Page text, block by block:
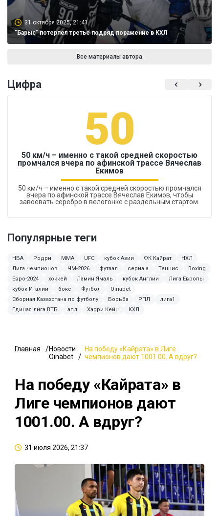
31 октября 2025, 21:41
"Барыс" потерпел третье подряд поражение в КХЛ
Все материалы автора
Цифра
50
50 км/ч – именно с такой средней скоростью
промчался вчера по афинской трассе Вячеслав
Екимов
50 км/ч – именно с такой средней скоростью промчался
вчера по афинской трассе Вячеслав Екимов, чтобы
завоевать серебро в велогонке с раздельным стартом.
Популярные теги
НБА Родри ММА UFC кубок Азии ФК Кайрат
НХЛ
Лига чемпионов
ЧМ-2026 футзал сериа а Теннис
Boxing
Евро-2024
хоккей Ламин Ямаль кубок Англии
Лига Европы
кубок Италии
бокс Футбол
Oinabet
Сборная Казахстана по футболу
Борьба РПЛ
лига1
Единая лига ВТБ
апл Харри Кейн КХЛ
Главная
Новости
Oinabet
На победу «Кайрата» в Лиге
чемпионов дают 1001.00. А вдруг?
На победу «Кайрата» в
Лиге чемпионов дают
1001.00. А вдруг?
31 июля 2026, 21:37